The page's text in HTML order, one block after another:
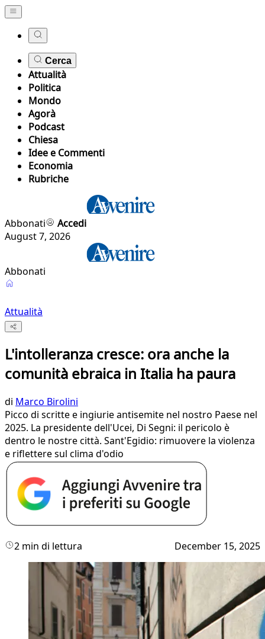
Cerca
Attualità
Politica
Mondo
Agorà
Podcast
Chiesa
Idee e Commenti
Economia
Rubriche
Abbonati
Accedi
August 7, 2026
Abbonati
Attualità
L'intolleranza cresce: ora anche la
comunità ebraica in Italia ha paura
di Marco Birolini
Picco di scritte e ingiurie antisemite nel nostro Paese nel
2025. La presidente dell'Ucei, Di Segni: il pericolo è
dentro le nostre città. Sant'Egidio: rimuovere la violenza
e riflettere sul clima d'odio
2 min di lettura December 15, 2025